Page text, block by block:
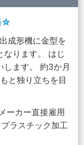
☆
成形機に金型を
なります。 はじ
します。 約3か月
と独り立ちを目
ーカー直接雇用
ラスチック加工